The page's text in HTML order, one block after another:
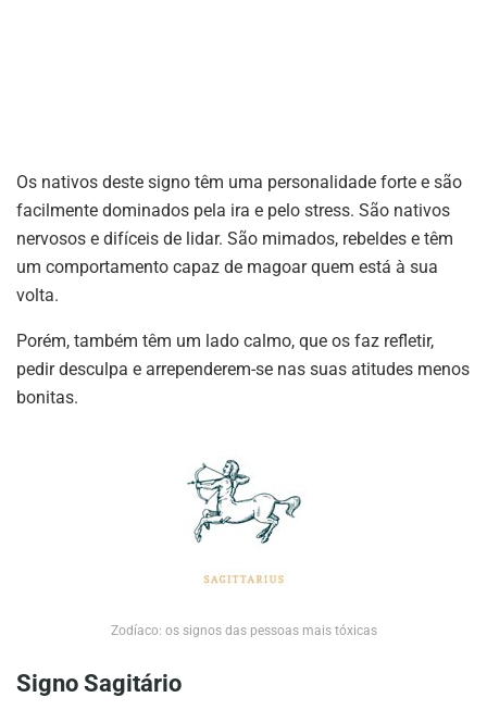
Os nativos deste signo têm uma personalidade forte e são
facilmente dominados pela ira e pelo stress. São nativos
nervosos e difíceis de lidar. São mimados, rebeldes e têm
um comportamento capaz de magoar quem está à sua
volta.
Porém, também têm um lado calmo, que os faz refletir,
pedir desculpa e arrependerem-se nas suas atitudes menos
bonitas.
Zodíaco: os signos das pessoas mais tóxicas
Signo Sagitário